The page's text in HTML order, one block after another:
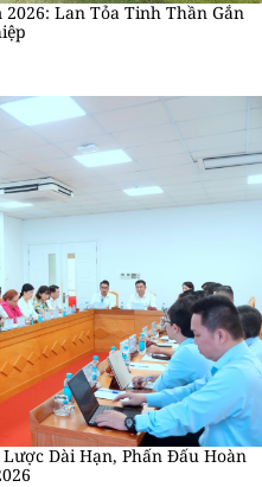
Lan Tỏa Tinh Thần Gắn
Dài Hạn, Phấn Đấu Hoàn